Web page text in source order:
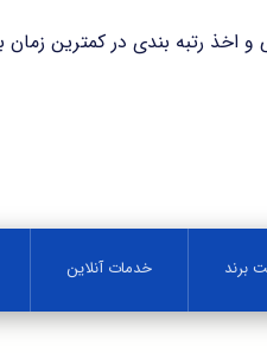
بندی در کمترین زمان با ثبت کریم خان
برند خدمات آنلاین